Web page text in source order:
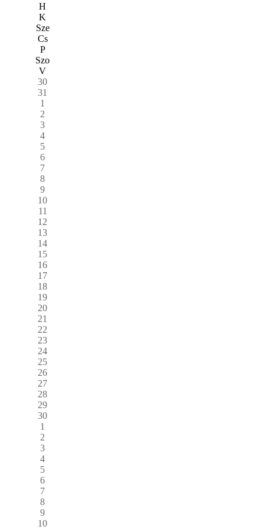
H
K
Sze
Cs
P
Szo
V
30
31
1
2
3
4
5
6
7
8
9
10
11
12
13
14
15
16
17
18
19
20
21
22
23
24
25
26
27
28
29
30
1
2
3
4
5
6
7
8
9
10